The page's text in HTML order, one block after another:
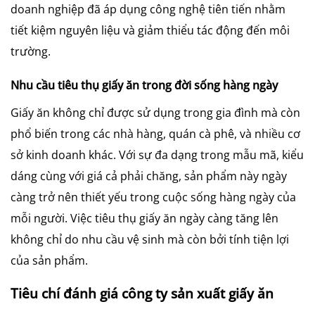
doanh nghiệp đã áp dụng công nghệ tiên tiến nhằm
tiết kiệm nguyên liệu và giảm thiểu tác động đến môi
trường.
Nhu cầu tiêu thụ giấy ăn trong đời sống hàng ngày
Giấy ăn không chỉ được sử dụng trong gia đình mà còn
phổ biến trong các nhà hàng, quán cà phê, và nhiều cơ
sở kinh doanh khác. Với sự đa dạng trong mẫu mã, kiểu
dáng cùng với giá cả phải chăng, sản phẩm này ngày
càng trở nên thiết yếu trong cuộc sống hàng ngày của
mỗi người. Việc tiêu thụ giấy ăn ngày càng tăng lên
không chỉ do nhu cầu vệ sinh mà còn bởi tính tiện lợi
của sản phẩm.
Tiêu chí đánh giá công ty sản xuất giấy ăn